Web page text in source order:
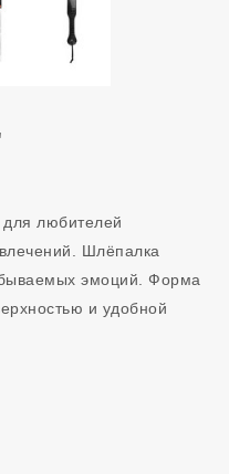
любителей
Шлёпалка
эмоций. Форма
и удобной